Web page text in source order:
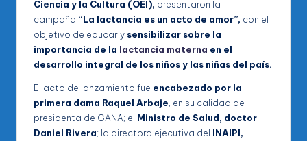
Ciencia y la Cultura (OEI), presentaron la
campaña “La lactancia es un acto de amor”, con el
objetivo de educar y sensibilizar sobre la
importancia de la lactancia materna en el
desarrollo integral de los niños y las niñas del país.
El acto de lanzamiento fue encabezado por la
primera dama Raquel Arbaje , en su calidad de
presidenta de GANA; el Ministro de Salud, doctor
Daniel Rivera; la directora ejecutiva del INAIPI,